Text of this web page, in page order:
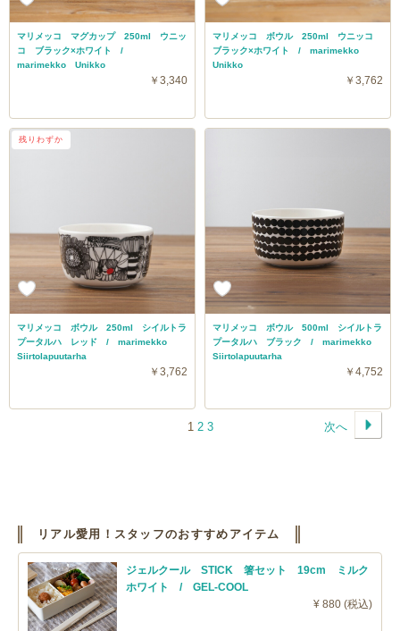
マリメッコ マグカップ 250ml ウニッ
コ ブラック×ホワイト /
marimekko Unikko
￥3,340
マリメッコ ボウル 250ml ウニッコ
ブラック×ホワイト / marimekko
Unikko
￥3,762
マリメッコ ボウル 250ml シイルトラ
プータルハ レッド / marimekko
Siirtolapuutarha
￥3,762
残りわずか
マリメッコ ボウル 500ml シイルトラ
プータルハ ブラック / marimekko
Siirtolapuutarha
￥4,752
1 2 3 次へ
リアル愛用！スタッフのおすすめアイテム
ジェルクール STICK 箸セット 19cm ミルク
ホワイト / GEL-COOL
¥ 880 (税込)